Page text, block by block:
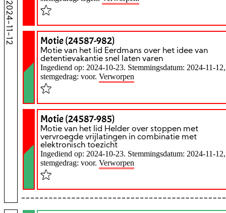
2024-11-12 Motie (24587-982)
Motie van het lid Eerdmans over het idee van
detentievakantie snel laten varen
Ingediend op: 2024-10-23. Stemmingsdatum: 2024-11-12,
stemgedrag: voor. Verworpen
Motie (24587-985)
Motie van het lid Helder over stoppen met
vervroegde vrijlatingen in combinatie met
elektronisch toezicht
Ingediend op: 2024-10-23. Stemmingsdatum: 2024-11-12,
stemgedrag: voor. Verworpen